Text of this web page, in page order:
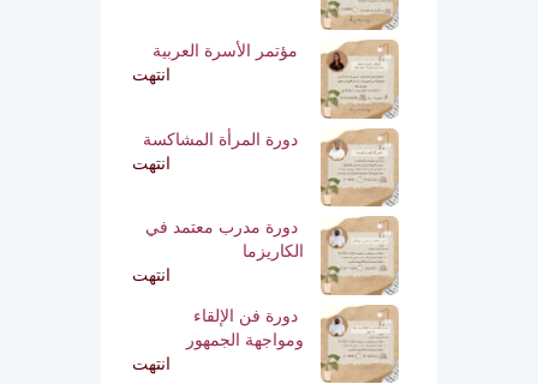
مؤتمر الأسرة العربية
انتهت
دورة المرأة المشاكسة
انتهت
دورة مدرب معتمد في
الكاريزما
انتهت
دورة فن الإلقاء
ومواجهة الجمهور
انتهت